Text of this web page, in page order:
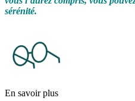
sérénité.
En savoir plus